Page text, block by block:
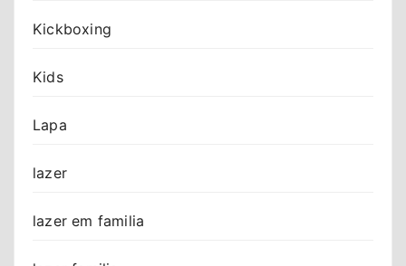
Kickboxing
Kids
Lapa
lazer
lazer em familia